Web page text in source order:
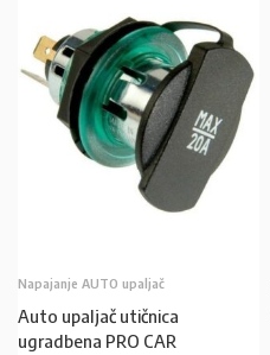
Napajanje AUTO upaljač
Auto upaljač utičnica
ugradbena PRO CAR